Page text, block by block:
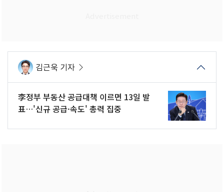
김근욱 기자
李정부 부동산 공급대책 이르면 13일 발
표…'신규 공급·속도' 총력 집중